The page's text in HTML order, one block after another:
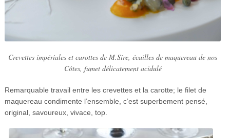
Crevettes impériales et carottes de M.Sire, écailles de maquereau de nos
Côtes, fumet délicatement acidulé
Remarquable travail entre les crevettes et la carotte; le filet de
maquereau condimente l’ensemble, c’est superbement pensé,
original, savoureux, vivace, top.